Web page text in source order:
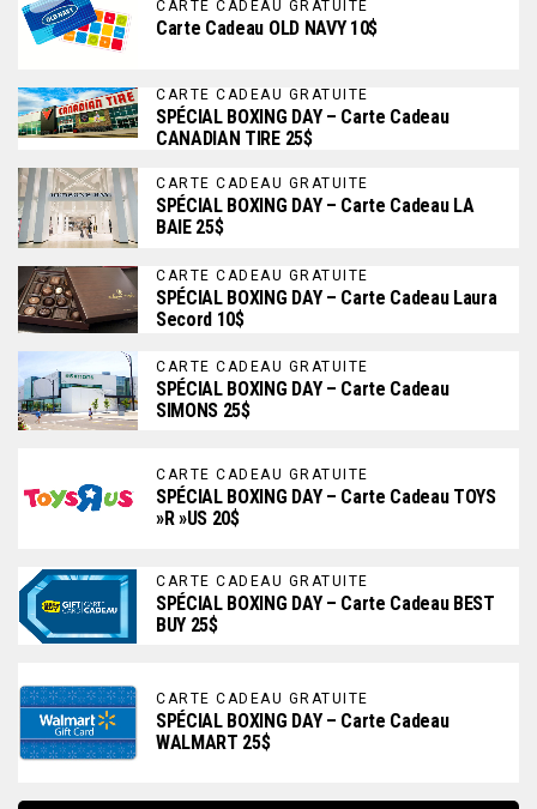
CARTE CADEAU GRATUITE
Carte Cadeau OLD NAVY 10$
CARTE CADEAU GRATUITE
SPÉCIAL BOXING DAY – Carte Cadeau
CANADIAN TIRE 25$
CARTE CADEAU GRATUITE
SPÉCIAL BOXING DAY – Carte Cadeau LA
BAIE 25$
CARTE CADEAU GRATUITE
SPÉCIAL BOXING DAY – Carte Cadeau Laura
Secord 10$
CARTE CADEAU GRATUITE
SPÉCIAL BOXING DAY – Carte Cadeau
SIMONS 25$
CARTE CADEAU GRATUITE
SPÉCIAL BOXING DAY – Carte Cadeau TOYS
»R »US 20$
CARTE CADEAU GRATUITE
SPÉCIAL BOXING DAY – Carte Cadeau BEST
BUY 25$
CARTE CADEAU GRATUITE
SPÉCIAL BOXING DAY – Carte Cadeau
WALMART 25$